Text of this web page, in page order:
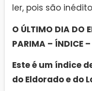
ler, pois são
O ÚLTIMO DIA DO
PARIMA – ÍNDICE –
Este é um índice
do Eldorado e do